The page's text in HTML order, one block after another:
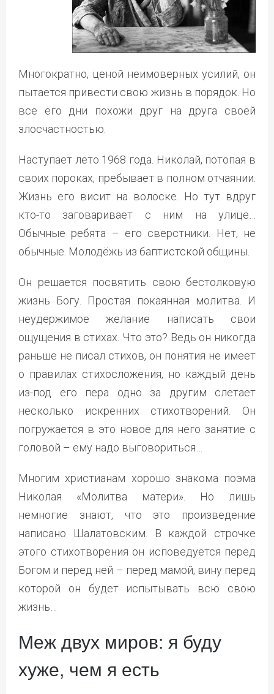
Многократно, ценой неимоверных усилий, он
пытается привести свою жизнь в порядок. Но
все его дни похожи друг на друга своей
злосчастностью.
Наступает лето 1968 года. Николай, потопая в
своих пороках, пребывает в полном отчаянии.
Жизнь его висит на волоске. Но тут вдруг
кто-то заговаривает с ним на улице…
Обычные ребята – его сверстники. Нет, не
обычные. Молодёжь из баптистской общины.
Он решается посвятить свою бестолковую
жизнь Богу. Простая покаянная молитва. И
неудержимое желание написать свои
ощущения в стихах. Что это? Ведь он никогда
раньше не писал стихов, он понятия не имеет
о правилах стихосложения, но каждый день
из-под его пера одно за другим слетает
несколько искренних стихотворений. Он
погружается в это новое для него занятие с
головой – ему надо выговориться…
Многим христианам хорошо знакома поэма
Николая «Молитва матери». Но лишь
немногие знают, что это произведение
написано Шалатовским. В каждой строчке
этого стихотворения он исповедуется перед
Богом и перед ней – перед мамой, вину перед
которой он будет испытывать всю свою
жизнь…
Меж двух миров: я буду
хуже, чем я есть